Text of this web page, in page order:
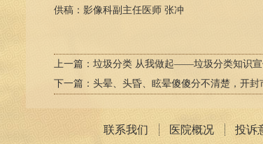
供稿：影像科副主任医师 张冲
上一篇： 垃圾分类 从我做起——垃圾分类知识
下一篇： 头晕、头昏、眩晕傻傻分不清楚，开
联系我们 医院概况 投诉